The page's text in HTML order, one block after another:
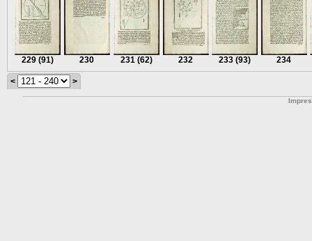
229 (91) 230 231 (62) 232 233 (93) 234
< >